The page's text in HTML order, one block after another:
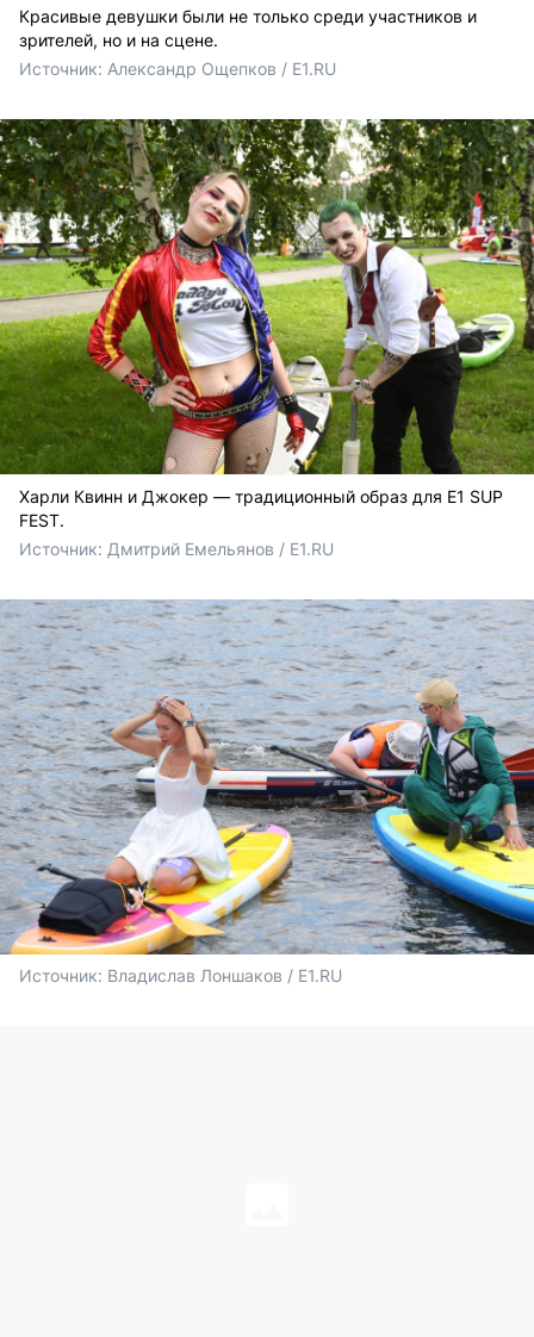
Красивые девушки были не только среди участников и
зрителей, но и на сцене.
Источник: Александр Ощепков / E1.RU
Харли Квинн и Джокер — традиционный образ для E1 SUP
FEST.
Источник: Дмитрий Емельянов / E1.RU
Источник: Владислав Лоншаков / E1.RU